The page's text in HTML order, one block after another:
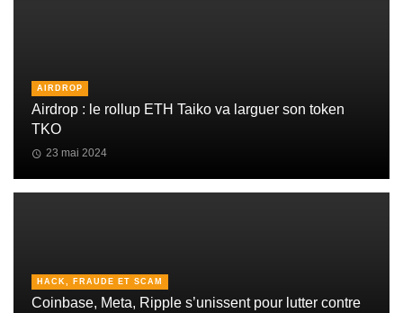
AIRDROP
Airdrop : le rollup ETH Taiko va larguer son token
TKO
23 mai 2024
HACK, FRAUDE ET SCAM
Coinbase, Meta, Ripple s’unissent pour lutter contre